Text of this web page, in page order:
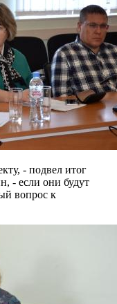
- подвел итог
- если они будут
вопрос к